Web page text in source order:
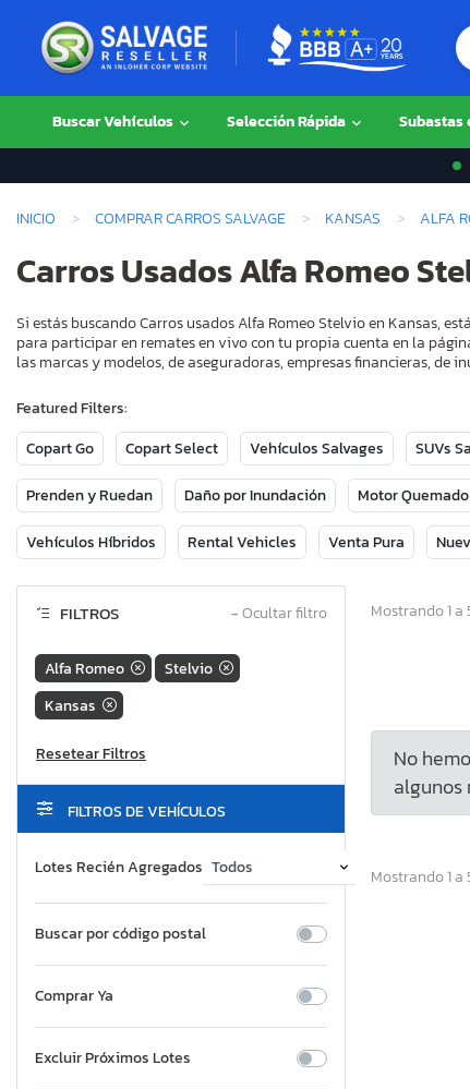
Buscar Vehículos Selección Rápida Subastas
INICIO COMPRAR CARROS SALVAGE KANSAS ALFA
Carros Usados Alfa Romeo
Si estás buscando Carros usados Alfa Romeo Stelvio en Kansas,
para participar en remates en vivo con tu propia cuenta en la
las marcas y modelos, de aseguradoras, empresas financieras, de
Featured Filters:
Copart Go
Copart Select Vehículos Salvages SUVs
Prenden y Ruedan Daño por Inundación Motor Quemado
Vehículos Híbridos Rental Vehicles Venta Pura
FILTROS −Ocultar filtro
Alfa Romeo
Stelvio
Kansas
FILTROS DE VEHÍCULOS
Lotes Recién Agregados
Buscar por código postal
Comprar Ya
Excluir Próximos Lotes
Mostrando 1
No
algunos
Mostrando 1